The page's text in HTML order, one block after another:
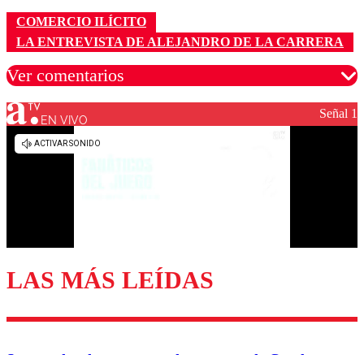
COMERCIO ILÍCITO
LA ENTREVISTA DE ALEJANDRO DE LA CARRERA
Ver comentarios
Los comentarios son moderados para garantizar un
Enviar comentario
EN VIVO Señal 1
LAS MÁS LEÍDAS